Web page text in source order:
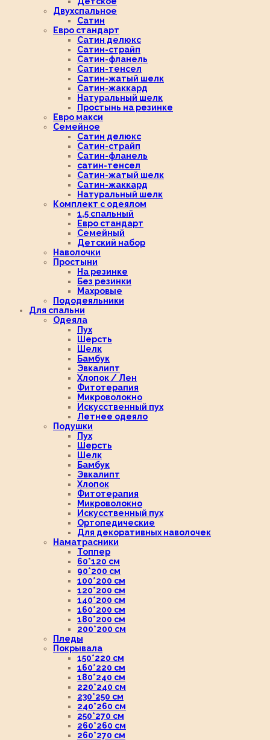
Двухспальное
Сатин
Евро стандарт
Сатин делюкс
Сатин-страйп
Сатин-фланель
Сатин-тенсел
Сатин-жатый шелк
Сатин-жаккард
Натуральный шелк
Простынь на резинке
Евро макси
Семейное
Сатин делюкс
Сатин-страйп
Сатин-фланель
сатин-тенсел
Сатин-жатый шелк
Сатин-жаккард
Натуральный шелк
Комплект с одеялом
1,5 спальный
Евро стандарт
Семейный
Детский набор
Наволочки
Простыни
На резинке
Без резинки
Махровые
Пододеяльники
Для спальни
Одеяла
Пух
Шерсть
Шелк
Бамбук
Эвкалипт
Хлопок / Лен
Фитотерапия
Микроволокно
Искусственный пух
Летнее одеяло
Подушки
Пух
Шерсть
Шелк
Бамбук
Эвкалипт
Хлопок
Фитотерапия
Микроволокно
Искусственный пух
Ортопедические
Для декоративных наволочек
Наматрасники
Топпер
60*120 см
90*200 см
100*200 см
120*200 см
140*200 см
160*200 см
180*200 см
200*200 см
Пледы
Покрывала
150*220 см
160*220 см
180*240 см
220*240 см
230*250 см
240*260 см
250*270 см
260*260 см
260*270 см